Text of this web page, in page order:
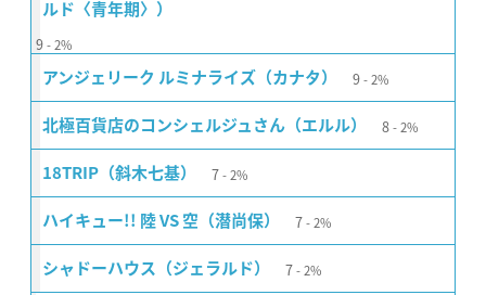
ルド〈青年期〉）
9 2%
アンジェリーク ルミナライズ（カナタ） 9 2%
北極百貨店のコンシェルジュさん（エルル） 8 2%
18TRIP（斜木七基） 7 2%
ハイキュー!! 陸 VS 空（潜尚保） 7 2%
シャドーハウス（ジェラルド） 7 2%